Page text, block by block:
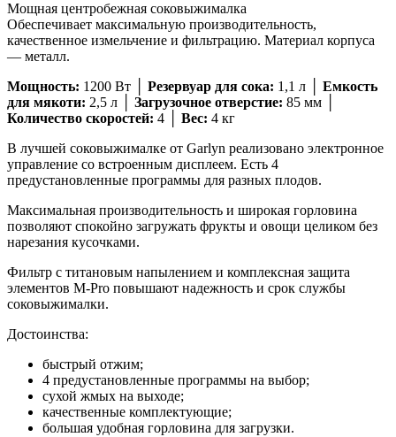
Мощная центробежная соковыжималка
Обеспечивает максимальную производительность,
качественное измельчение и фильтрацию. Материал корпуса
— металл.
Мощность: 1200 Вт │ Резервуар для сока: 1,1 л │ Емкость
для мякоти: 2,5 л │ Загрузочное отверстие: 85 мм │
Количество скоростей: 4 │ Вес: 4 кг
В лучшей соковыжималке от Garlyn реализовано электронное
управление со встроенным дисплеем. Есть 4
предустановленные программы для разных плодов.
Максимальная производительность и широкая горловина
позволяют спокойно загружать фрукты и овощи целиком без
нарезания кусочками.
Фильтр с титановым напылением и комплексная защита
элементов M-Pro повышают надежность и срок службы
соковыжималки.
Достоинства:
быстрый отжим;
4 предустановленные программы на выбор;
сухой жмых на выходе;
качественные комплектующие;
большая удобная горловина для загрузки.